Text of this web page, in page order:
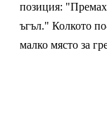
позиция:
ъгъл." Колкото
малко място за